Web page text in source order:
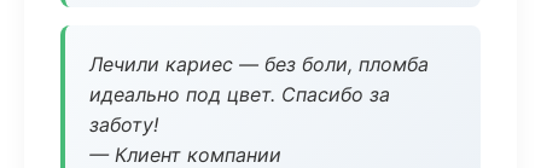
Лечили кариес — без боли, пломба
идеально под цвет. Спасибо за
заботу!
— Клиент компании